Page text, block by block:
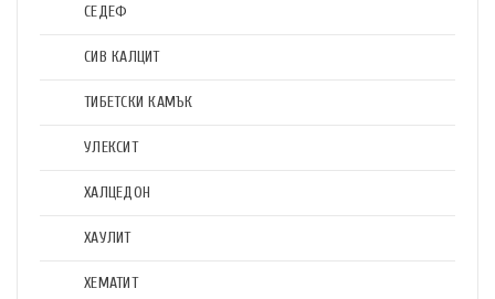
СЕДЕФ
СИВ КАЛЦИТ
ТИБЕТСКИ КАМЪК
УЛЕКСИТ
ХАЛЦЕДОН
ХАУЛИТ
ХЕМАТИТ